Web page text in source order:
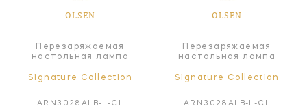
OLSEN
Перезаряжаемая
настольная лампа
Signature Collection
ARN3028ALB-L-CL
OLSEN
Перезаряжаемая
настольная лампа
Signature Collection
ARN3028ALB-L-CL